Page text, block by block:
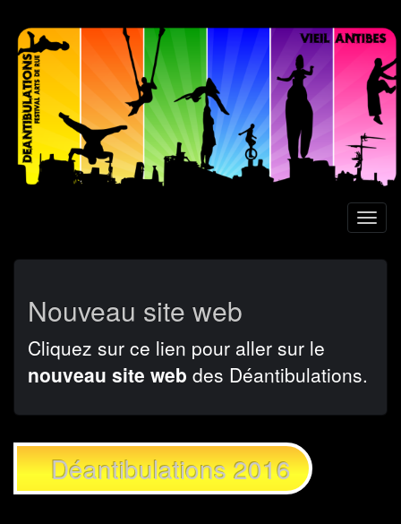
Aller
contenu
principal
Nouveau site web
Cliquez sur ce lien pour aller sur le
nouveau site web des Déantibulations.
Déantibulations 2016